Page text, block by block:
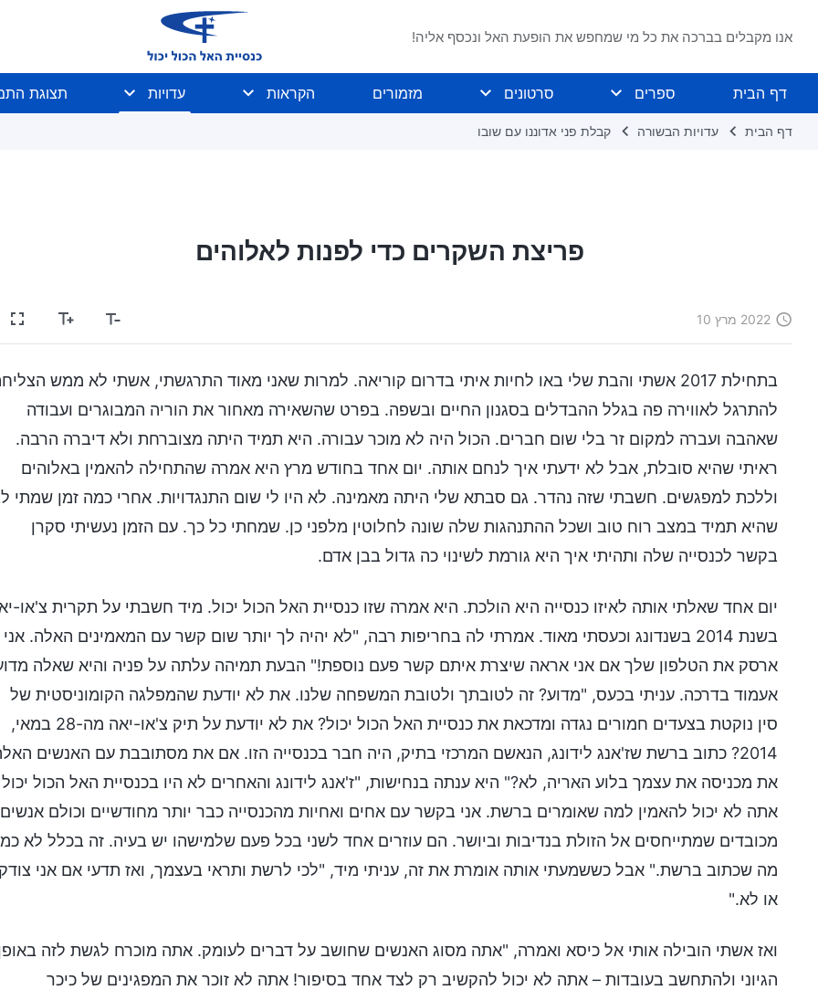
אנו מקבלים בברכה את כל מי שמחפש את הופעת האל ונכסף אליה!
דף הבית ספרים סרטונים מזמורים הקראות עדויות תצוגת
דף הבית עדויות הבשורה קבלת פני אדוננו עם שובו
פריצת השקרים כדי לפנות לאלוהים
2022 מרץ 10
בתחילת 2017 אשתי והבת שלי באו לחיות איתי בדרום קוריאה. למרות שאני מאוד התרגשתי, אשתי לא ממש
להתרגל לאווירה פה בגלל ההבדלים בסגנון החיים ובשפה. בפרט שהשאירה מאחור את הוריה המבוגרים ועבודה
שאהבה ועברה למקום זר בלי שום חברים. הכול היה לא מוכר עבורה. היא תמיד היתה מצוברחת ולא דיברה הרבה.
ראיתי שהיא סובלת, אבל לא ידעתי איך לנחם אותה. יום אחד בחודש מרץ היא אמרה שהתחילה להאמין באלוהים
וללכת למפגשים. חשבתי שזה נהדר. גם סבתא שלי היתה מאמינה. לא היו לי שום התנגדויות. אחרי כמה זמן שמתי
שהיא תמיד במצב רוח טוב ושכל ההתנהגות שלה שונה לחלוטין מלפני כן. שמחתי כל כך. עם הזמן נעשיתי סקרן
בקשר לכנסייה שלה ותהיתי איך היא גורמת לשינוי כה גדול בבן אדם.
יום אחד שאלתי אותה לאיזו כנסייה היא הולכת. היא אמרה שזו כנסיית האל הכול יכול. מיד חשבתי על תקרית צ'או-
בשנת 2014 בשנדונג וכעסתי מאוד. אמרתי לה בחריפות רבה, "לא יהיה לך יותר שום קשר עם המאמינים האלה. אני
ארסק את הטלפון שלך אם אני אראה שיצרת איתם קשר פעם נוספת!" הבעת תמיהה עלתה על פניה והיא שאלה
אעמוד בדרכה. עניתי בכעס, "מדוע? זה לטובתך ולטובת המשפחה שלנו. את לא יודעת שהמפלגה הקומוניסטית של
סין נוקטת בצעדים חמורים נגדה ומדכאת את כנסיית האל הכול יכול? את לא יודעת על תיק צ'או-יאה מה-28 במאי,
2014? כתוב ברשת שז'אנג לידונג, הנאשם המרכזי בתיק, היה חבר בכנסייה הזו. אם את מסתובבת עם האנשים
את מכניסה את עצמך בלוע האריה, לא?" היא ענתה בנחישות, "ז'אנג לידונג והאחרים לא היו בכנסיית האל הכול
אתה לא יכול להאמין למה שאומרים ברשת. אני בקשר עם אחים ואחיות מהכנסייה כבר יותר מחודשיים וכולם אנשים
מכובדים שמתייחסים אל הזולת בנדיבות וביושר. הם עוזרים אחד לשני בכל פעם שלמישהו יש בעיה. זה בכלל לא
מה שכתוב ברשת." אבל כששמעתי אותה אומרת את זה, עניתי מיד, "לכי לרשת ותראי בעצמך, ואז תדעי אם אני
או לא."
ואז אשתי הובילה אותי אל כיסא ואמרה, "אתה מסוג האנשים שחושב על דברים לעומק. אתה מוכרח לגשת לזה
הגיוני ולהתחשב בעובדות – אתה לא יכול להקשיב רק לצד אחד בסיפור! אתה לא זוכר את המפגינים של כיכר